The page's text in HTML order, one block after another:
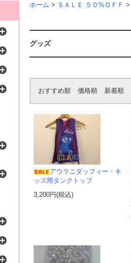
ホーム > ＳＡＬＥ ５０%ＯＦＦ >
グッズ
おすすめ順 価格順 新着順
アウラニダッフィー・キ
ッズ用タンクトップ
3,200円(税込)